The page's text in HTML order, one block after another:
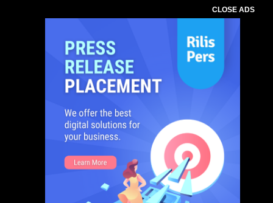
CLOSE ADS